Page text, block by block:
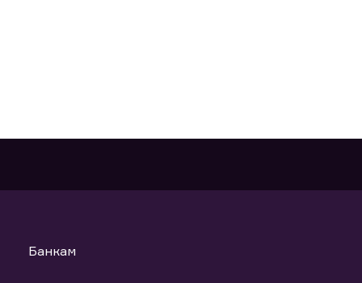
Банкам